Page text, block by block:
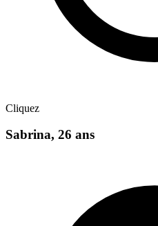
Cliquez
Sabrina, 26 ans